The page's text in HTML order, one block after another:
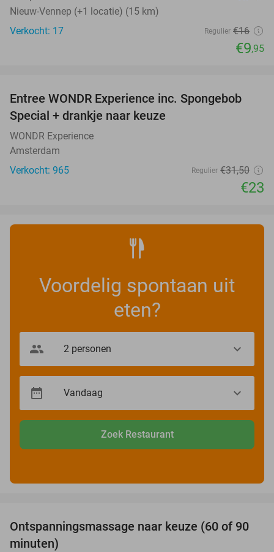
Nieuw-Vennep (+1 locatie) (15 km)
Verkocht: 17
Regulier €16
€9,95
27%
Entree WONDR Experience inc. Spongebob
Special + drankje naar keuze
WONDR Experience
Amsterdam
Verkocht: 965
Regulier €31,50
€23
Voordelig spontaan uit
eten?
Zoek Restaurant
40%
Ontspanningsmassage naar keuze (60 of 90
minuten)